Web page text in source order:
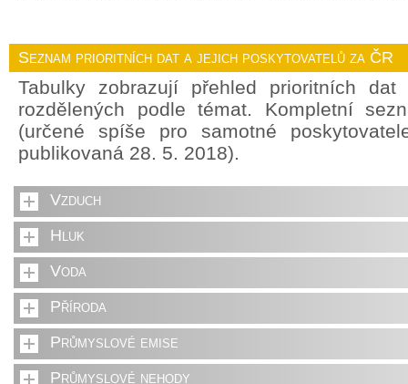
Seznam prioritních dat a jejich poskytovatelů za ČR
Tabulky zobrazují přehled prioritních
rozdělených podle témat. Kompletní
(určené spíše pro samotné
publikovaná 28. 5. 2018).
Vzduch
Hluk
Voda
Příroda
Průmyslové emise
Průmyslové nehody